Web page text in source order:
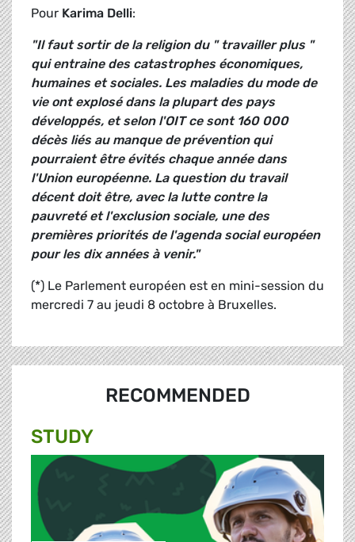
Pour Karima Delli:
"Il faut sortir de la religion du " travailler plus "
qui entraine des catastrophes économiques,
humaines et sociales. Les maladies du mode de
vie ont explosé dans la plupart des pays
développés, et selon l'OIT ce sont 160 000
décès liés au manque de prévention qui
pourraient être évités chaque année dans
l'Union européenne. La question du travail
décent doit être, avec la lutte contre la
pauvreté et l'exclusion sociale, une des
premières priorités de l'agenda social européen
pour les dix années à venir."
(*) Le Parlement européen est en mini-session du
mercredi 7 au jeudi 8 octobre à Bruxelles.
RECOMMENDED
STUDY